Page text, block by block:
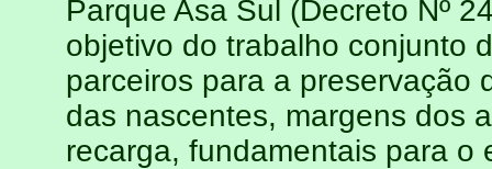
Parque Asa Sul (Decreto Nº
objetivo do trabalho conjunto
parceiros para a preservação
das nascentes, margens dos
recarga, fundamentais para